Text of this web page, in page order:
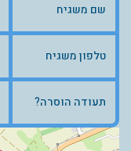
שם משגיח
טלפון משגיח
תעודה הוסרה?